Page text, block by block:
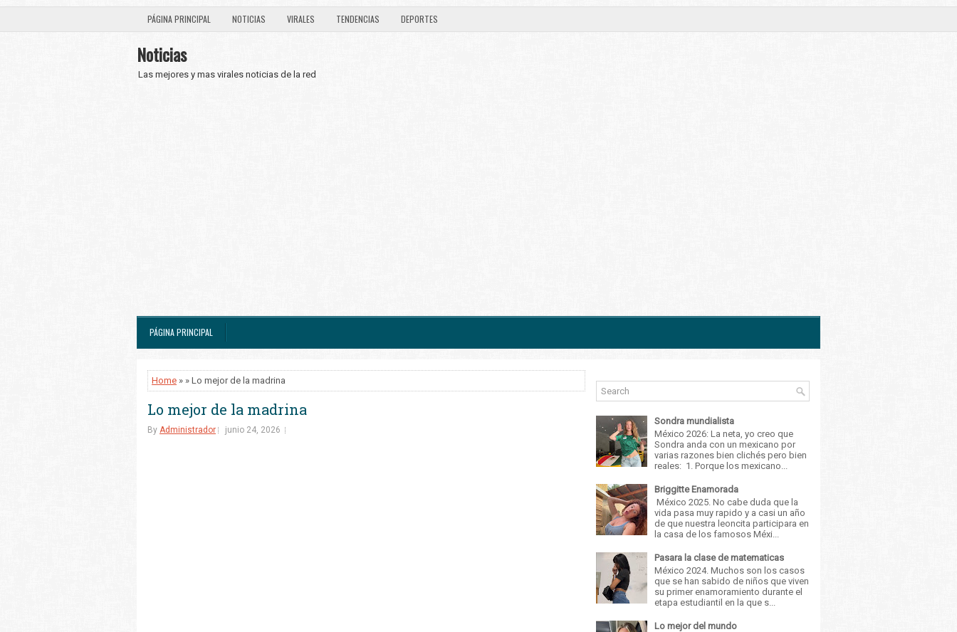
PÁGINA PRINCIPAL NOTICIAS VIRALES TENDENCIAS DEPORTES
Noticias
Las mejores y mas virales noticias de la red
PÁGINA PRINCIPAL
Home » » Lo mejor de la madrina
Lo mejor de la madrina
By Administrador junio 24, 2026
Sondra mundialista
México 2026: La neta, yo creo que
Sondra anda con un mexicano por
varias razones bien clichés pero bien
reales: 1. Porque los mexicano...
Briggitte Enamorada
México 2025. No cabe duda que la
vida pasa muy rapido y a casi un año
de que nuestra leoncita participara en
la casa de los famosos Méxi...
Pasara la clase de matematicas
México 2024. Muchos son los casos
que se han sabido de niños que viven
su primer enamoramiento durante el
etapa estudiantil en la que s...
Lo mejor del mundo